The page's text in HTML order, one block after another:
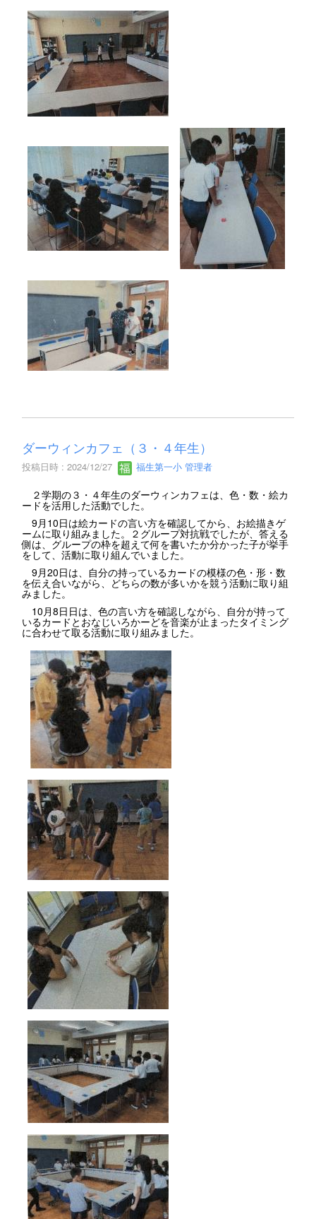
ダーウィンカフェ（３・４年生）
投稿日時 : 2024/12/27 福生第一小 管理者
２学期の３・４年生のダーウィンカフェは、色・数・絵カ
ードを活用した活動でした。
9月10日は絵カードの言い方を確認してから、お絵描きゲ
ームに取り組みました。２グループ対抗戦でしたが、答える
側は、グループの枠を超えて何を書いたか分かった子が挙手
をして、活動に取り組んでいました。
9月20日は、自分の持っているカードの模様の色・形・数
を伝え合いながら、どちらの数が多いかを競う活動に取り組
みました。
10月8日日は、色の言い方を確認しながら、自分が持って
いるカードとおなじいろかーどを音楽が止まったタイミング
に合わせて取る活動に取り組みました。